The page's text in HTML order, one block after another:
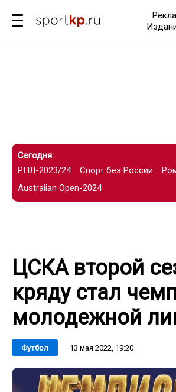
Сегодня:
РПЛ-2023/24
Спорт без России
Australian Open-2024
ЦСКА второй
кряду стал
молодежной
Футбол 13 мая 2022, 19:20